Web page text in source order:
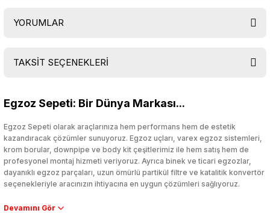
YORUMLAR
TAKSİT SEÇENEKLERİ
Egzoz Sepeti: Bir Dünya Markası...
Egzoz Sepeti olarak araçlarınıza hem performans hem de estetik
kazandıracak çözümler sunuyoruz. Egzoz uçları, varex egzoz sistemleri,
krom borular, downpipe ve body kit çeşitlerimiz ile hem satış hem de
profesyonel montaj hizmeti veriyoruz. Ayrıca binek ve ticari egzozlar,
dayanıklı egzoz parçaları, uzun ömürlü partikül filtre ve katalitik konvertör
seçenekleriyle aracınızın ihtiyacına en uygun çözümleri sağlıyoruz.
Performans artışı isteyen sürücüler için özel performans egzozları ve